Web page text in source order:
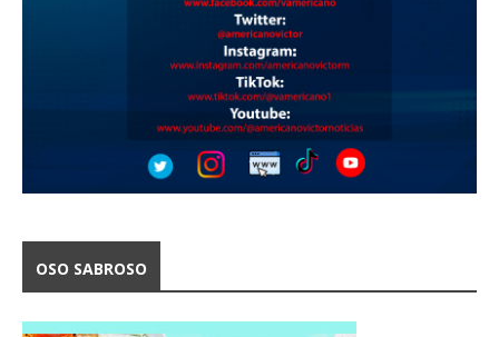
OSO SABROSO